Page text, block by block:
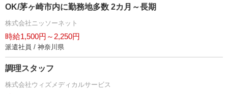
OK/茅ヶ崎市内に勤務地多数 2カ月～長期
株式会社ニッソーネット
時給1,500円～2,250円
派遣社員 / 神奈川県
調理スタッフ
株式会社ウィズメディカルサービス